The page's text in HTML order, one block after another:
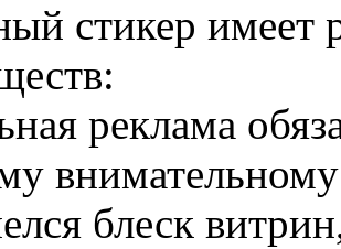
стикер имеет
реклама
блеск